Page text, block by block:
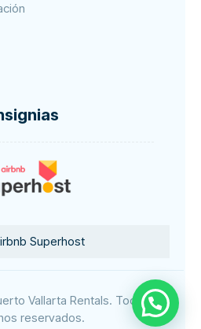
Superhost
Vallarta Rentals. Todos los
reservados.